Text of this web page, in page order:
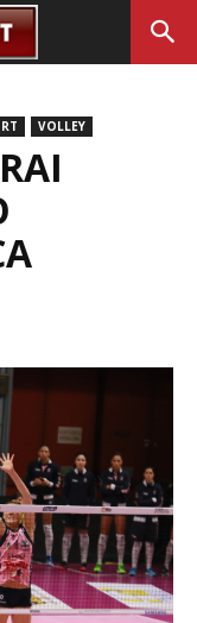
VOLLEY